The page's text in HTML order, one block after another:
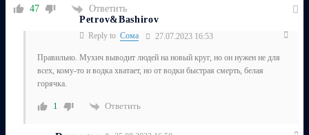
47
Ответить
Petrov&Bashirov
Reply to Сома 27.07.2023 16:53
Правильно. Мухич выводит людей на новый круг, но он нужен не для
всех, кому-то и водка хватает, но от водки быстрая смерть, белая
горячка.
1 Ответить